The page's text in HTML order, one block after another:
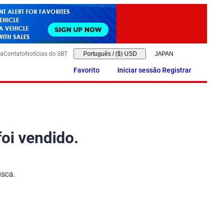
ContatoNotícias do SBT Português / ($) USD
Favorito Iniciar sessão Registrar
vendido.